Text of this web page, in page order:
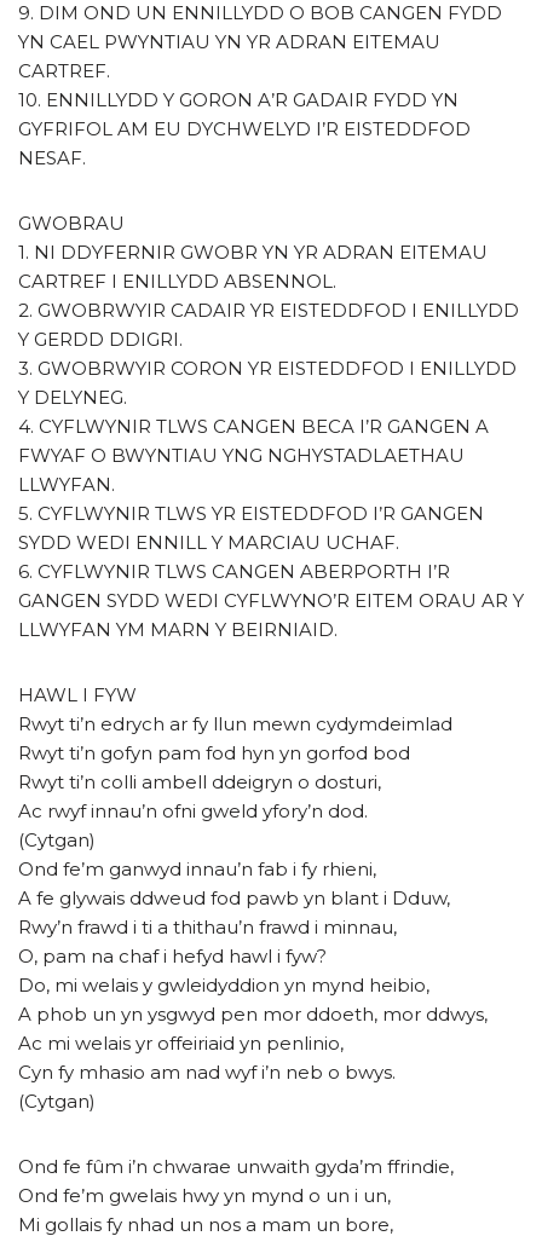
9. DIM OND UN ENNILLYDD O BOB CANGEN FYDD
YN CAEL PWYNTIAU YN YR ADRAN EITEMAU
CARTREF.
10. ENNILLYDD Y GORON A’R GADAIR FYDD YN
GYFRIFOL AM EU DYCHWELYD I’R EISTEDDFOD
NESAF.
GWOBRAU
1. NI DDYFERNIR GWOBR YN YR ADRAN EITEMAU
CARTREF I ENILLYDD ABSENNOL.
2. GWOBRWYIR CADAIR YR EISTEDDFOD I ENILLYDD
Y GERDD DDIGRI.
3. GWOBRWYIR CORON YR EISTEDDFOD I ENILLYDD
Y DELYNEG.
4. CYFLWYNIR TLWS CANGEN BECA I’R GANGEN A
FWYAF O BWYNTIAU YNG NGHYSTADLAETHAU
LLWYFAN.
5. CYFLWYNIR TLWS YR EISTEDDFOD I’R GANGEN
SYDD WEDI ENNILL Y MARCIAU UCHAF.
6. CYFLWYNIR TLWS CANGEN ABERPORTH I’R
GANGEN SYDD WEDI CYFLWYNO’R EITEM ORAU AR Y
LLWYFAN YM MARN Y BEIRNIAID.
HAWL I FYW
Rwyt ti’n edrych ar fy llun mewn cydymdeimlad
Rwyt ti’n gofyn pam fod hyn yn gorfod bod
Rwyt ti’n colli ambell ddeigryn o dosturi,
Ac rwyf innau’n ofni gweld yfory’n dod.
(Cytgan)
Ond fe’m ganwyd innau’n fab i fy rhieni,
A fe glywais ddweud fod pawb yn blant i Dduw,
Rwy’n frawd i ti a thithau’n frawd i minnau,
O, pam na chaf i hefyd hawl i fyw?
Do, mi welais y gwleidyddion yn mynd heibio,
A phob un yn ysgwyd pen mor ddoeth, mor ddwys,
Ac mi welais yr offeiriaid yn penlinio,
Cyn fy mhasio am nad wyf i’n neb o bwys.
(Cytgan)
Ond fe fûm i’n chwarae unwaith gyda’m ffrindie,
Ond fe’m gwelais hwy yn mynd o un i un,
Mi gollais fy nhad un nos a mam un bore,